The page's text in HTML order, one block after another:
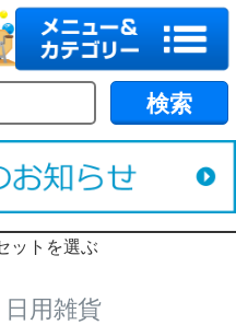
ットを選ぶ
用雑貨